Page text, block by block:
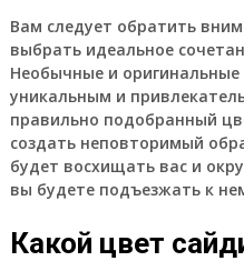
Вам следует обратить
выбрать идеальное
Необычные и
уникальным и
правильно подобранный
создать неповторимый
будет восхищать вас и
вы будете подъезжать к
Какой цвет